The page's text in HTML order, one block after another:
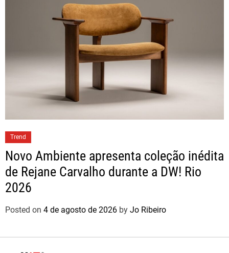
Trend
Novo Ambiente apresenta coleção inédita
de Rejane Carvalho durante a DW! Rio
2026
Posted on 4 de agosto de 2026 by Jo Ribeiro